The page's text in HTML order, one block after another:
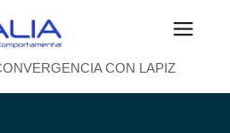
CON LAPIZ